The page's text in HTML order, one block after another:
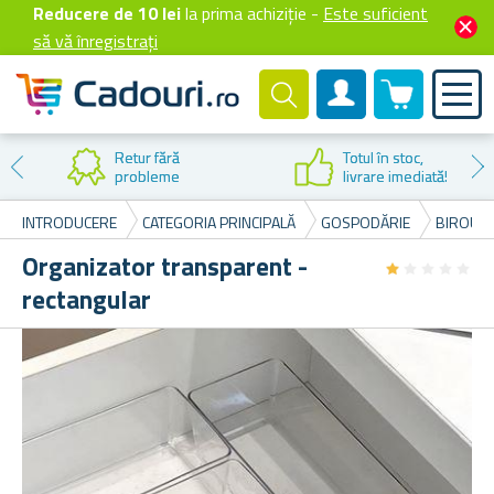
Reducere de 10 leila prima achiziție - Este suficient
să vă înregistrați
Cont client
0 produselor
Totul în stoc,
livrare imediată!
INTRODUCERE
CATEGORIA PRINCIPALĂ GOSPODĂRIE BIROU
Organizator transparent -
rectangular
★
★